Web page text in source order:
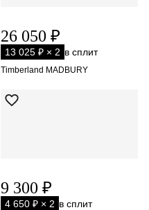
26 050 ₽
13 025 ₽ × 2 в сплит
Timberland MADBURY
9 300 ₽
4 650 ₽ × 2 в сплит